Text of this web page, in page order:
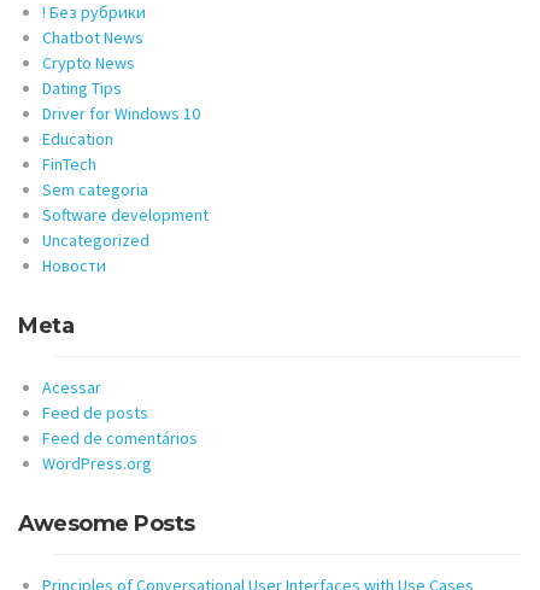
! Без рубрики
Chatbot News
Crypto News
Dating Tips
Driver for Windows 10
Education
FinTech
Sem categoria
Software development
Uncategorized
Новости
Meta
Acessar
Feed de posts
Feed de comentários
WordPress.org
Awesome Posts
Principles of Conversational User Interfaces with Use Cases